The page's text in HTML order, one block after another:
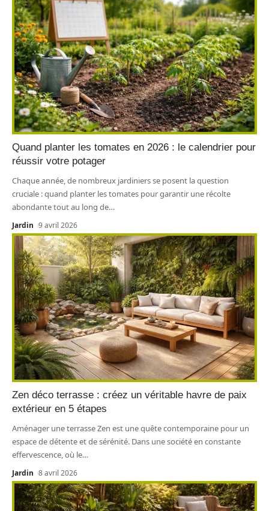
Quand planter les tomates en 2026 : le calendrier pour
réussir votre potager
Chaque année, de nombreux jardiniers se posent la question
cruciale : quand planter les tomates pour garantir une récolte
abondante tout au long de…
Jardin 9 avril 2026
Zen déco terrasse : créez un véritable havre de paix
extérieur en 5 étapes
Aménager une terrasse Zen est une quête contemporaine pour un
espace de détente et de sérénité. Dans une société en constante
effervescence, où le…
Jardin 8 avril 2026